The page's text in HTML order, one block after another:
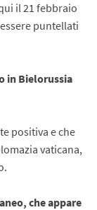
il 21 febbraio
puntellati
in Bielorussia
positiva e che
vaticana,
che appare